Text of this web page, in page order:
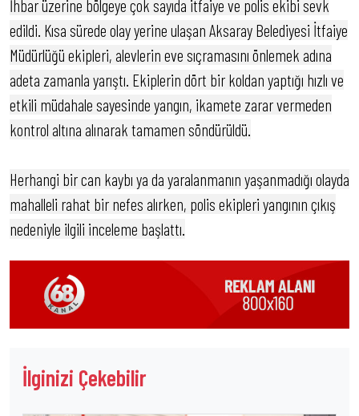
İhbar üzerine bölgeye çok sayıda itfaiye ve polis ekibi sevk
edildi. Kısa sürede olay yerine ulaşan Aksaray Belediyesi İtfaiye
Müdürlüğü ekipleri, alevlerin eve sıçramasını önlemek adına
adeta zamanla yarıştı. Ekiplerin dört bir koldan yaptığı hızlı ve
etkili müdahale sayesinde yangın, ikamete zarar vermeden
kontrol altına alınarak tamamen söndürüldü.
Herhangi bir can kaybı ya da yaralanmanın yaşanmadığı olayda
mahalleli rahat bir nefes alırken, polis ekipleri yangının çıkış
nedeniyle ilgili inceleme başlattı.
İlginizi Çekebilir